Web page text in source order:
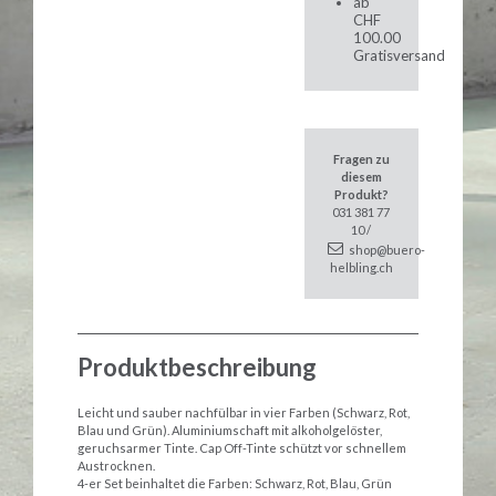
CHF
100.00
Gratisversand
Fragen zu
diesem
Produkt?
031 381 77
10 /
shop@buero-
helbling.ch
Produktbeschreibung
Leicht und sauber nachfülbar in vier Farben (Schwarz, Rot,
Blau und Grün). Aluminiumschaft mit alkoholgelöster,
geruchsarmer Tinte. Cap Off-Tinte schützt vor schnellem
Austrocknen.
4-er Set beinhaltet die Farben: Schwarz, Rot, Blau, Grün